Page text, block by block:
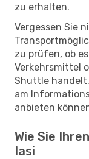
zu erhalten.
Vergessen Sie
zu prüfen, ob
Verkehrsmittel
Shuttle
am
anbieten
Wie Sie
Iasi